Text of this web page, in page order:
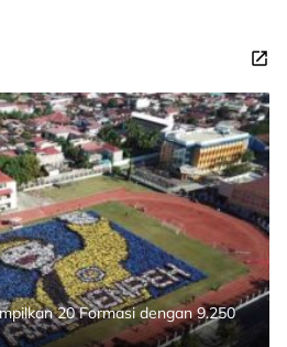
20 Formasi dengan 9.250